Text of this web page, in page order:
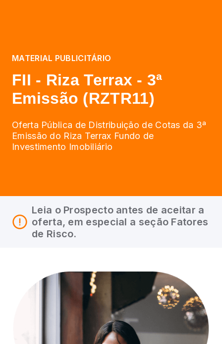
MATERIAL PUBLICITÁRIO
FII - Riza Terrax - 3ª
Emissão (RZTR11)
Oferta Pública de Distribuição de Cotas da 3ª
Emissão do Riza Terrax Fundo de
Investimento Imobiliário
Leia o Prospecto antes de aceitar a
oferta, em especial a seção Fatores
de Risco.